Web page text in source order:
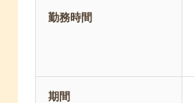
勤務時間
期間